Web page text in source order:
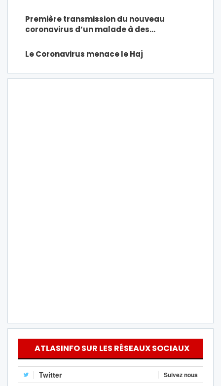
Première transmission du nouveau
coronavirus d’un malade à des…
Le Coronavirus menace le Haj
ATLASINFO SUR LES RÉSEAUX SOCIAUX
Twitter Suivez nous